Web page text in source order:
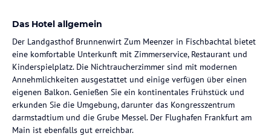
Das Hotel allgemein
Der Landgasthof Brunnenwirt Zum Meenzer in Fischbachtal bietet
eine komfortable Unterkunft mit Zimmerservice, Restaurant und
Kinderspielplatz. Die Nichtraucherzimmer sind mit modernen
Annehmlichkeiten ausgestattet und einige verfügen über einen
eigenen Balkon. Genießen Sie ein kontinentales Frühstück und
erkunden Sie die Umgebung, darunter das Kongresszentrum
darmstadtium und die Grube Messel. Der Flughafen Frankfurt am
Main ist ebenfalls gut erreichbar.